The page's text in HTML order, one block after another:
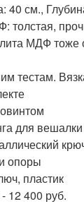
40 см.,
МДФ тоже
тестам.
для вешалки
опоры
пластик
400 руб.